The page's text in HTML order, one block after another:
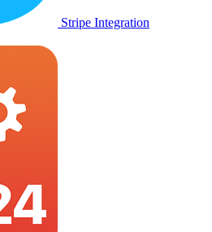
Stripe Integration